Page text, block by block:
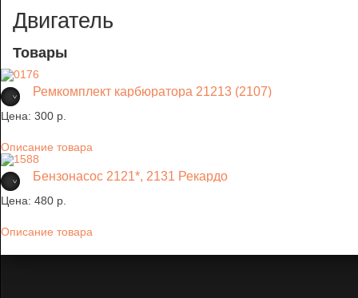
Двигатель
Товары
Ремкомплект карбюратора 21213 (2107)
Цена: 300 p.
Описание товара
Бензонасос 2121*, 2131 Рекардо
Цена: 480 p.
Описание товара